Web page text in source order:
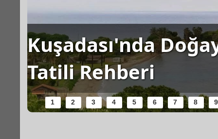
Kuşadası'nda
Tatili Rehberi
1 2 3 4 5 6 7 8 9